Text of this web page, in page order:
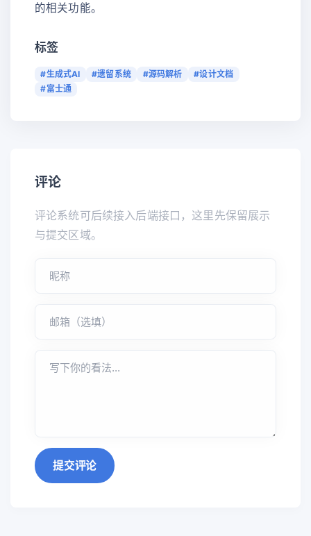
的相关功能。
标签
#生成式AI #遗留系统 #源码解析
#设计文档
#富士通
评论
评论系统可后续接入后端接口，这里先保留展示
与提交区域。
提交评论